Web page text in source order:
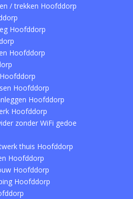
/ trekken Hoofddorp
Hoofddorp
Hoofddorp
Hoofddorp
Hoofddorp
Hoofddorp
zonder WiFi gedoe
thuis Hoofddorp
Hoofddorp
Hoofddorp
Hoofddorp